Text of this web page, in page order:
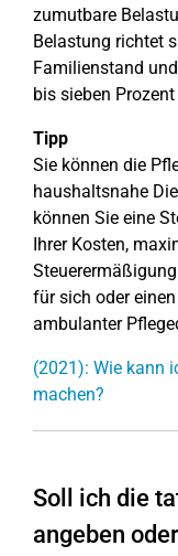
zumutbare
Belastung richtet
Familienstand
bis sieben
Tipp
Sie können die
haushaltsnahe
können Sie eine
Ihrer Kosten,
für sich oder
ambulanter
(2021): Wie kann
machen?
Soll ich die
angeben